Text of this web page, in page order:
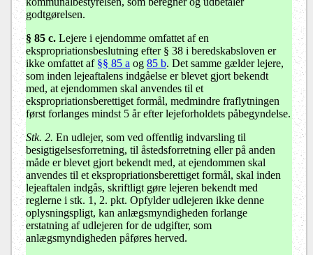
godtgørelsen.
§ 85 c. Lejere i ejendomme omfattet af en
ekspropriationsbeslutning efter § 38 i beredskabsloven er
ikke omfattet af §§ 85 a og 85 b. Det samme gælder lejere,
som inden lejeaftalens indgåelse er blevet gjort bekendt
med, at ejendommen skal anvendes til et
ekspropriationsberettiget formål, medmindre fraflytningen
først forlanges mindst 5 år efter lejeforholdets påbegyndelse.
Stk. 2. En udlejer, som ved offentlig indvarsling til
besigtigelsesforretning, til åstedsforretning eller på anden
måde er blevet gjort bekendt med, at ejendommen skal
anvendes til et ekspropriationsberettiget formål, skal inden
lejeaftalen indgås, skriftligt gøre lejeren bekendt med
reglerne i stk. 1, 2. pkt. Opfylder udlejeren ikke denne
oplysningspligt, kan anlægsmyndigheden forlange
erstatning af udlejeren for de udgifter, som
anlægsmyndigheden påføres herved.